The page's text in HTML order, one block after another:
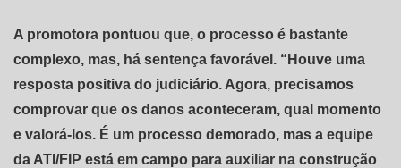
A promotora pontuou que, o processo é bastante
complexo, mas, há sentença favorável. “Houve uma
resposta positiva do judiciário. Agora, precisamos
comprovar que os danos aconteceram, qual momento
e valorá-los. É um processo demorado, mas a equipe
da ATI/FIP está em campo para auxiliar na construção